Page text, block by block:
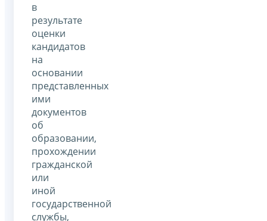
в
результате
оценки
кандидатов
на
основании
представленных
ими
документов
об
образовании,
прохождении
гражданской
или
иной
государственной
службы,